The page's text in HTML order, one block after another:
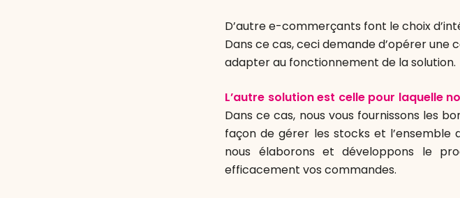
D’autre e-commerçants font le choix
Dans ce cas, ceci demande d’opérer
adapter au fonctionnement de la solution.
L’autre solution est celle pour laquelle
Dans ce cas, nous vous fournissons les
façon de gérer les stocks et
nous élaborons et développons le
efficacement vos commandes.